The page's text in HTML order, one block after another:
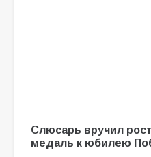
Слюсарь вручил
медаль к юбилею